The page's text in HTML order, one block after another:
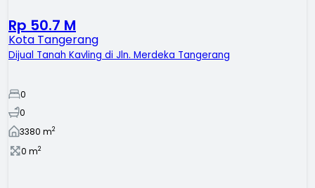
Rp 50.7 M
Kota Tangerang
Dijual Tanah Kavling di Jln. Merdeka Tangerang
0
0
3380 m2
0 m2